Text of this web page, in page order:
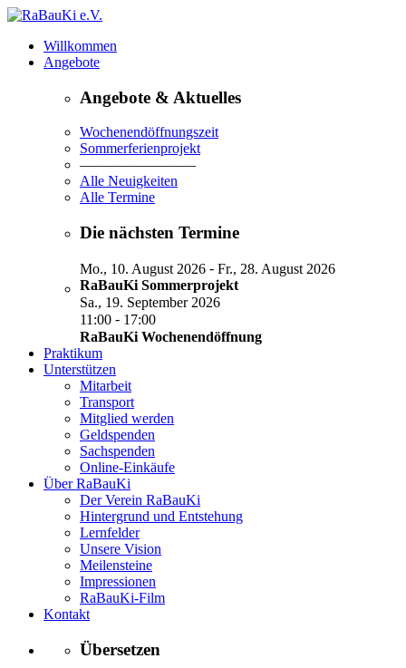
Willkommen
Angebote
Angebote & Aktuelles
Wochenendöffnungszeit
Sommerferienprojekt
————————
Alle Neuigkeiten
Alle Termine
Die nächsten Termine
Mo., 10. August 2026 - Fr., 28. August 2026
RaBauKi Sommerprojekt
Sa., 19. September 2026
11:00 - 17:00
RaBauKi Wochenendöffnung
Praktikum
Unterstützen
Mitarbeit
Transport
Mitglied werden
Geldspenden
Sachspenden
Online-Einkäufe
Über RaBauKi
Der Verein RaBauKi
Hintergrund und Entstehung
Lernfelder
Unsere Vision
Meilensteine
Impressionen
RaBauKi-Film
Kontakt
Übersetzen